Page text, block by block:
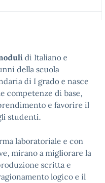
di Italiano e
della scuola
di I grado e nasce
competenze di base,
e favorire il
studenti.
laboratoriale e con
mirano a migliorare la
scritta e
logico e il